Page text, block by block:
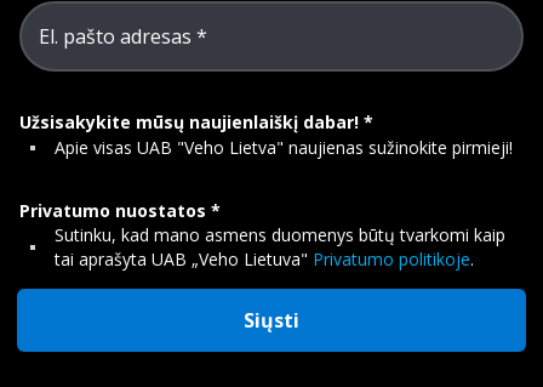
El. pašto adresas
Užsisakykite mūsų naujienlaiškį dabar!
Apie visas UAB "Veho Lietva" naujienas sužinokite pirmieji!
Privatumo nuostatos
Sutinku, kad mano asmens duomenys būtų tvarkomi kaip
tai aprašyta UAB „Veho Lietuva" Privatumo politikoje.
Siųsti